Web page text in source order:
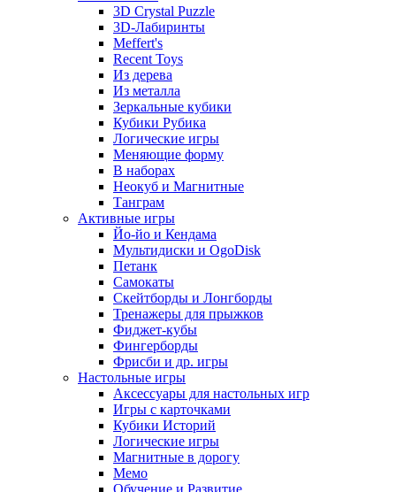
3D Crystal Puzzle
3D-Лабиринты
Meffert's
Recent Toys
Из дерева
Из металла
Зеркальные кубики
Кубики Рубика
Логические игры
Меняющие форму
В наборах
Неокуб и Магнитные
Танграм
Активные игры
Йо-йо и Кендама
Мультидиски и OgoDisk
Петанк
Самокаты
Скейтборды и Лонгборды
Тренажеры для прыжков
Фиджет-кубы
Фингерборды
Фрисби и др. игры
Настольные игры
Аксессуары для настольных игр
Игры с карточками
Кубики Историй
Логические игры
Магнитные в дорогу
Мемо
Обучение и Развитие